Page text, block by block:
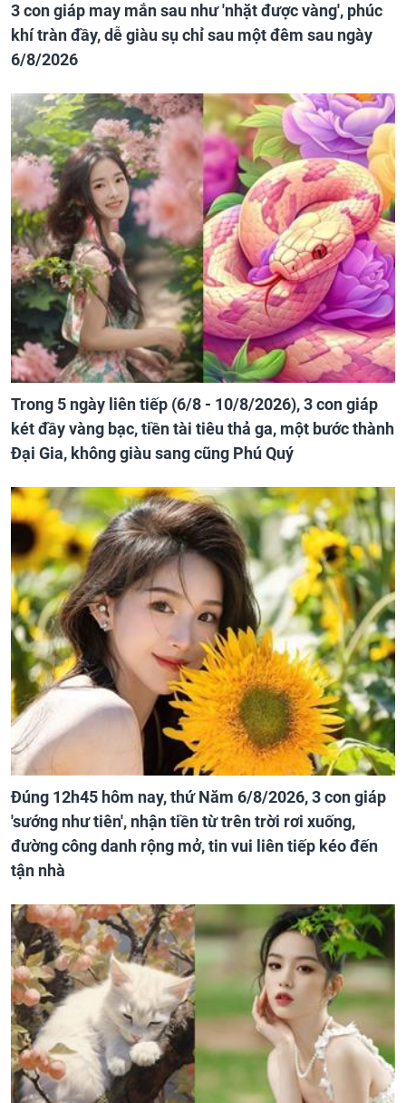
3 con giáp may mắn sau như 'nhặt được vàng', phúc
khí tràn đầy, dễ giàu sụ chỉ sau một đêm sau ngày
6/8/2026
Trong 5 ngày liên tiếp (6/8 - 10/8/2026), 3 con giáp
két đầy vàng bạc, tiền tài tiêu thả ga, một bước thành
Đại Gia, không giàu sang cũng Phú Quý
Đúng 12h45 hôm nay, thứ Năm 6/8/2026, 3 con giáp
'sướng như tiên', nhận tiền từ trên trời rơi xuống,
đường công danh rộng mở, tin vui liên tiếp kéo đến
tận nhà